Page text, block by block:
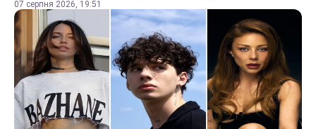
07 серпня 2026, 19:51